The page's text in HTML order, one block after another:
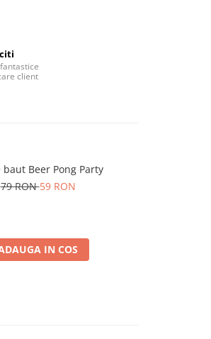
client
baut Beer Pong Party
79 RON59 RON
IN COS